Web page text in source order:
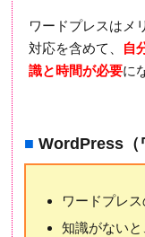
ワードプレスはメ
対応を含めて、
自
識と時間が必要に
■ WordPress（
ワードプレ
知識がない